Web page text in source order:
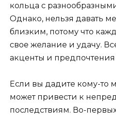
кольца с
Однако, нельзя давать
близким, потому что
свое желание и удачу.
акценты и предпочтения
Если вы дадите кому-то
может привести к
последствиям. Во-